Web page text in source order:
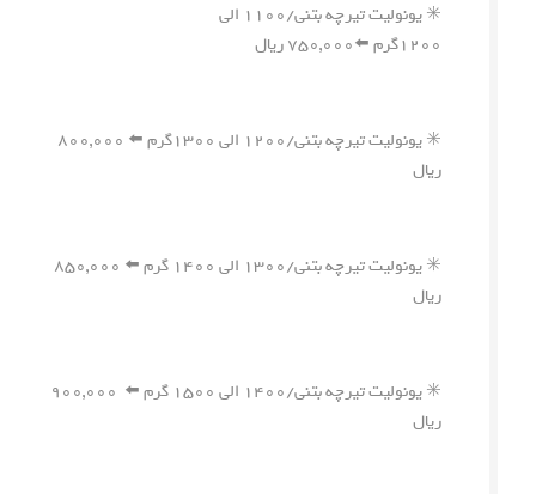
✳️ یونولیت تیرچه بتنی/۱۱۰۰ الی
۱۲۰۰گرم ⬅️۷۵۰,۰۰۰ ریال
✳️ یونولیت تیرچه بتنی/۱۲۰۰ الی ۱۳۰۰گرم ⬅️ ۸۰۰,۰۰۰
ریال
✳️ یونولیت تیرچه بتنی/۱۳۰۰ الی ۱۴۰۰ گرم ⬅️ ۸۵۰,۰۰۰
ریال
✳️ یونولیت تیرچه بتنی/۱۴۰۰ الی ۱۵۰۰ گرم ⬅️ ۹۰۰,۰۰۰
ریال